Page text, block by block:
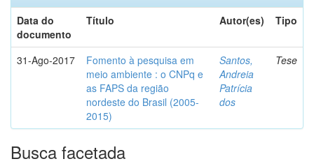
Data do
documento
Título Autor(es) Tipo
31-Ago-2017
Fomento à pesquisa em
meio ambiente : o CNPq e
as FAPS da região
nordeste do Brasil (2005-
2015)
Santos,
Andreia
Patrícia
dos
Tese
Busca facetada